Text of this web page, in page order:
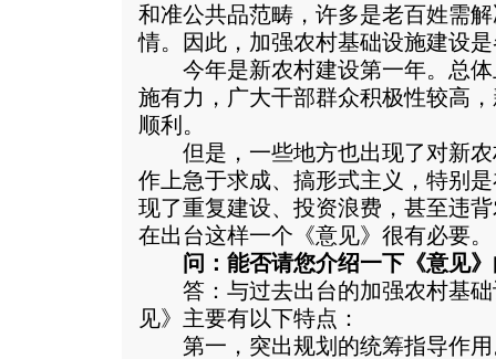
和准公共品范畴，许多是老百姓需
情。因此，加强农村基础设施建设
今年是新农村建设第一年。总体
施有力，广大干部群众积极性较高
顺利。
但是，一些地方也出现了对新农
作上急于求成、搞形式主义，特别
现了重复建设、投资浪费，甚至违
在出台这样一个《意见》很有必要。
问：能否请您介绍一下《意见
答：与过去出台的加强农村基础
见》主要有以下特点：
第一，突出规划的统筹指导作用